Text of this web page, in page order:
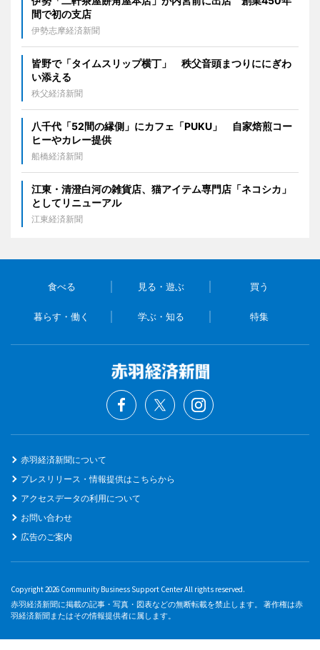
間で初の支店
伊勢志摩経済新聞
皆野で「タイムスリップ横丁」 秩父音頭まつりににぎわ
い添える
秩父経済新聞
八千代「52間の縁側」にカフェ「PUKU」 自家焙煎コー
ヒーやカレー提供
船橋経済新聞
江東・清澄白河の雑貨店、猫アイテム専門店「ネコシカ」
としてリニューアル
江東経済新聞
食べる 見る・遊ぶ 買う
暮らす・働く 学ぶ・知る 特集
赤羽経済新聞について
プレスリリース・情報提供はこちらから
アクセスデータの利用について
お問い合わせ
広告のご案内
Copyright 2026 Community Business Support Center All rights reserved.
赤羽経済新聞に掲載の記事・写真・図表などの無断転載を禁止します。 著作権は赤
羽経済新聞またはその情報提供者に属します。